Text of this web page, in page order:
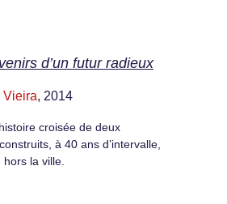
d’un futur radieux
Vieira, 2014
croisée de deux
à 40 ans d’intervalle,
la ville.